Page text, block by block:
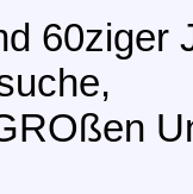
60ziger